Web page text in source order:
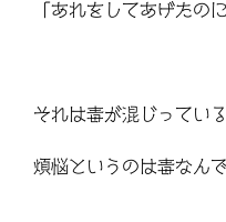
「あれをしてあげた
それは毒が混じってい
煩悩というのは毒なん